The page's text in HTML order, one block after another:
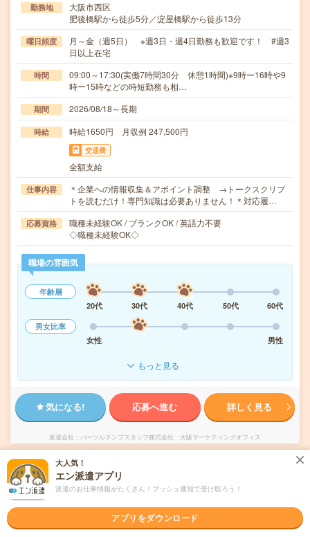
勤務地
大阪市西区
肥後橋駅から徒歩5分／淀屋橋駅から徒歩13分
曜日頻度
月～金（週5日） ※週3日・週4日勤務も歓迎です！ #週3
日以上在宅
時間
09:00～17:30(実働7時間30分 休憩1時間)※9時ー16時や9
時ー15時などの時短勤務も相…
期間 2026/08/18～長期
時給 時給1650円 月収例 247,500円
交通費
全額支給
仕事内容
＊企業への情報収集＆アポイント調整 →トークスクリプ
トを読むだけ！専門知識は必要ありません！＊対応履…
応募資格
職種未経験OK / ブランクOK / 英語力不要
◇職種未経験OK◇
職場の雰囲気
年齢層
20代
30代 40代 50代
60代
男女比率
女性
男性
もっと見る
気になる! 応募へ進む 詳しく見る
派遣会社 パーソルテンプスタッフ株式会社 大阪マーケティングオフィス
未読 掲載日 2026/08/08
17時まで＊未経験OK！残業ほぼなし▼大阪梅
田でのテレマーケティング
大人気！
エン派遣アプリ
派遣のお仕事情報がたくさん！プッシュ通知で受け取ろう！
アプリをダウンロード